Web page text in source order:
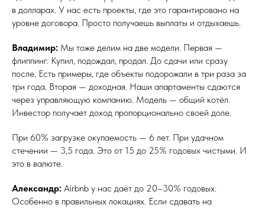
в долларах. У нас есть проекты, где это гарантировано на
уровне договора. Просто получаешь выплаты и отдыхаешь.
Владимир: Мы тоже делим на две модели. Первая —
флиппинг. Купил, подождал, продал. До сдачи или сразу
после. Есть примеры, где объекты подорожали в три раза за
три года. Вторая — доходная. Наши апартаменты сдаются
через управляющую компанию. Модель — общий котёл.
Инвестор получает доход пропорционально своей доле.
При 60% загрузке окупаемость — 6 лет. При удачном
стечении — 3,5 года. Это от 15 до 25% годовых чистыми. И
это в валюте.
Александр: Airbnb у нас даёт до 20–30% годовых.
Особенно в правильных локациях. Если сдавать на